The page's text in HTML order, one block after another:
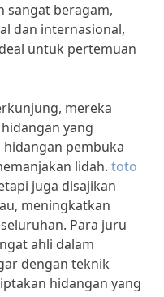
sangat beragam,
dan internasional,
untuk pertemuan
mereka
yang
pembuka
lidah. toto
juga disajikan
meningkatkan
Para juru
ahli dalam
dengan teknik
hidangan yang